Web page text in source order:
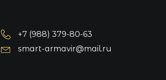
+7 (988) 379-80-63
smart-armavir@mail.ru